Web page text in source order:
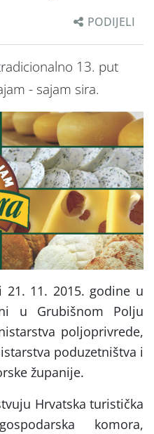
PODIJELI
13. put
- sajam sira.
11. 2015. godine u
u Grubišnom Polju
poljoprivrede,
poduzetništva i
županije.
Hrvatska turistička
komora,